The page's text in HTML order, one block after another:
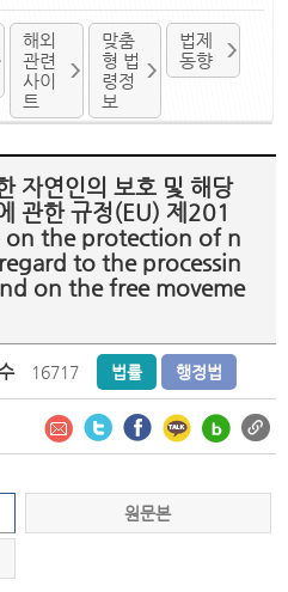
해외
관련
사이
트
맞춤
형 법
령정
보
법제
동향
자연인의 보호 및 해당
관한 규정(EU) 제201
the protection of n
to the processin
on the free moveme
16717 법률 행정법
원문본